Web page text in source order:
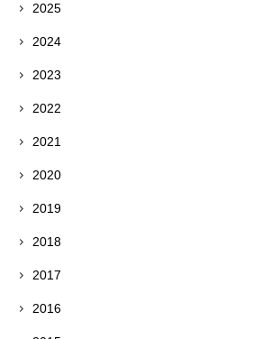
2025
2024
2023
2022
2021
2020
2019
2018
2017
2016